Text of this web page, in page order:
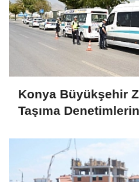
Konya Büyükşehir
Taşıma